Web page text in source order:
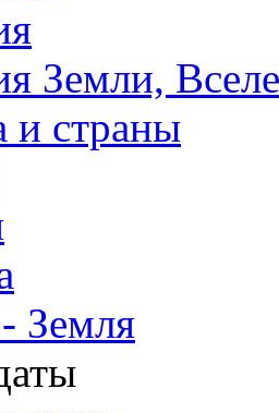
Земли,
и страны
Земля